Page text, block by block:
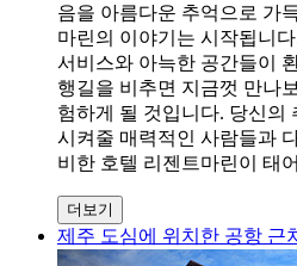
음을 아름다운 추억으로 가
마린의 이야기는 시작됩니
서비스와 아늑한 공간들이
행길을 비추면 지금껏 만나
험하게 될 것입니다. 당신의
시켜줄 매력적인 사람들과
비한 호텔 리젠트마린이 태
더보기
제주 도심에 위치한 공항 근